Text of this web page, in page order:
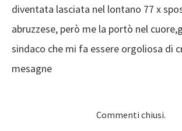
diventata lasciata nel lontano 77 x
abruzzese, però me la portò nel
sindaco che mi fa essere orgoliosa di
mesagne
Commenti chiusi.